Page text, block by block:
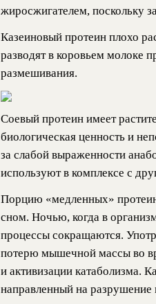
жиросжигателем, поскольку
Казеиновый протеин плохо
разводят в коровьем молоке
размешивания.
Соевый протеин имеет
биологическая ценность и
за слабой выраженности
используют в комплексе с
Порцию «медленных»
сном. Ночью, когда в
процессы сокращаются.
потерю мышечной массы во
и активизации катаболизма.
направленный на разрушение